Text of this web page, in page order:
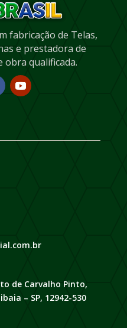
fabricação de Telas,
e prestadora de
obra qualificada.
de Carvalho Pinto,
– SP, 12942-530